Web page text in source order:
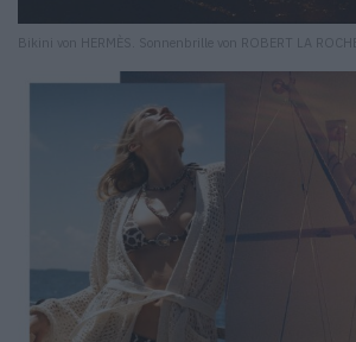
Bikini von HERMÈS. Sonnenbrille von ROBERT LA ROCHE.